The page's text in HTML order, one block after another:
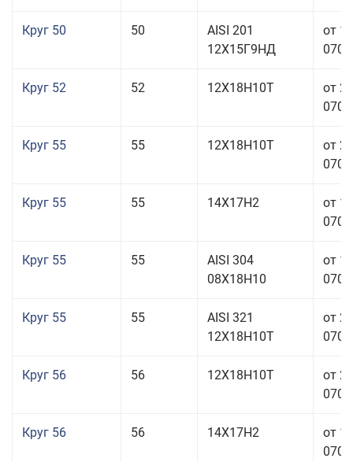
Круг 50 50
AISI 201
12Х15Г9НД
от
Круг 52 52 12Х18Н10Т
от
Круг 55 55 12Х18Н10Т
от
Круг 55 55 14Х17Н2
от
Круг 55 55
AISI 304
08Х18Н10
от
Круг 55 55
AISI 321
12Х18Н10Т
от
Круг 56 56 12Х18Н10Т
от
Круг 56 56 14Х17Н2
от